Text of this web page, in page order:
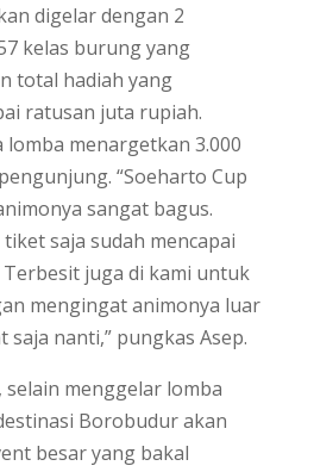
digelar dengan 2
kelas burung yang
total hadiah yang
ratusan juta rupiah.
menargetkan 3.000
“Soeharto Cup
sangat bagus.
saja sudah mencapai
Terbesit juga di kami untuk
mengingat animonya luar
saja nanti,” pungkas Asep.
menggelar lomba
Borobudur akan
besar yang bakal